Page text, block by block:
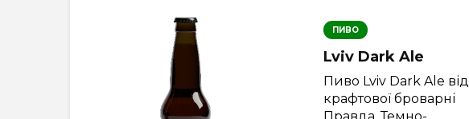
ПИВО
Lviv Dark Ale
Пиво Lviv Dark Ale від
крафтової броварні